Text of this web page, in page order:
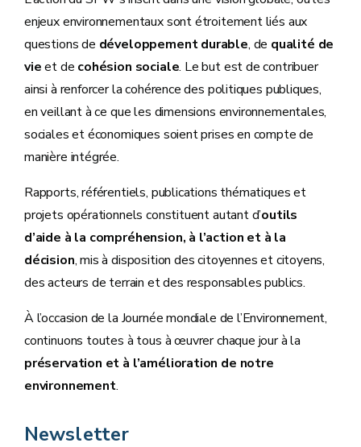
enjeux environnementaux sont étroitement liés aux
questions de développement durable, de qualité de
vieet de cohésion sociale. Le but est de contribuer
ainsi à renforcer la cohérence des politiques publiques,
en veillant à ce que les dimensions environnementales,
sociales et économiques soient prises en compte de
manière intégrée.
Rapports, référentiels, publications thématiques et
projets opérationnels constituent autant d’outils
d’aide à la compréhension, à l’action et à la
décision, mis à disposition des citoyennes et citoyens,
des acteurs de terrain et des responsables publics.
À l’occasion de la Journée mondiale de l’Environnement,
continuons toutes à tous à œuvrer chaque jour à la
préservation et à l’amélioration de notre
environnement.
Newsletter